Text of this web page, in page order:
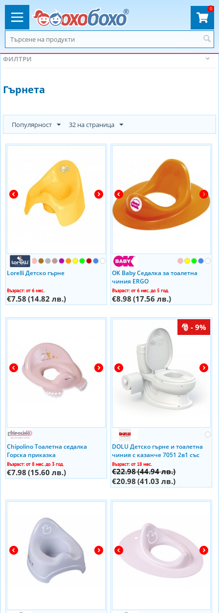
0
ФИЛТРИ
Гърнета
Популярност 32 на страница
Lorelli Детско гърне
Възраст: от 6 мес.
€7.58 (14.82 лв.)
OK Baby Седалка за тоалетна
чиния ERGO
Възраст: от 6 мес. до 5 год.
€8.98 (17.56 лв.)
Chipolino Тоалетна седалка
Горска приказка
Възраст: от 8 мес. до 3 год.
€7.98 (15.60 лв.)
- 9%
DOLU Детско гърне и тоалетна
чиния с казанче 7051 2в1 със
звуци
Възраст: от 18 мес.
€22.98(44.94 лв.)
€20.98 (41.03 лв.)